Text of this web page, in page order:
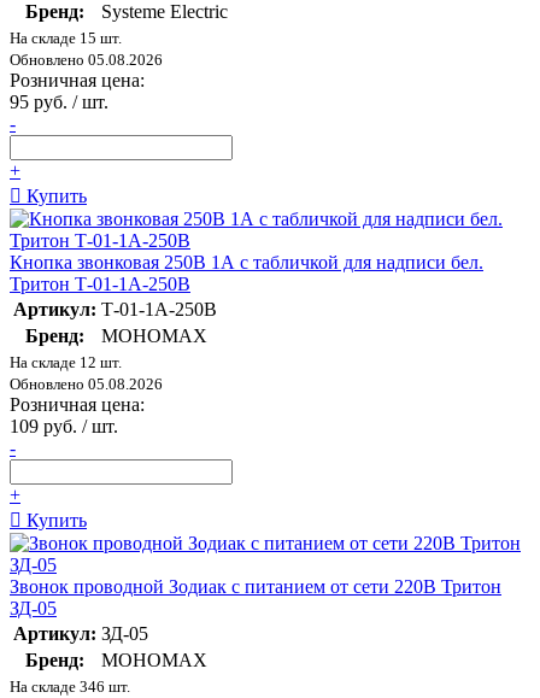
Бренд:
Systeme Electric
На складе 15 шт.
Обновлено 05.08.2026
Розничная цена:
95 руб. / шт.
-
+
Купить
Кнопка звонковая 250В 1А с табличкой для надписи бел.
Тритон Т-01-1А-250В
Артикул: Т-01-1А-250В
Бренд:
МОНОМАХ
На складе 12 шт.
Обновлено 05.08.2026
Розничная цена:
109 руб. / шт.
-
+
Купить
Звонок проводной Зодиак с питанием от сети 220В Тритон
ЗД-05
Артикул: ЗД-05
Бренд:
МОНОМАХ
На складе 346 шт.